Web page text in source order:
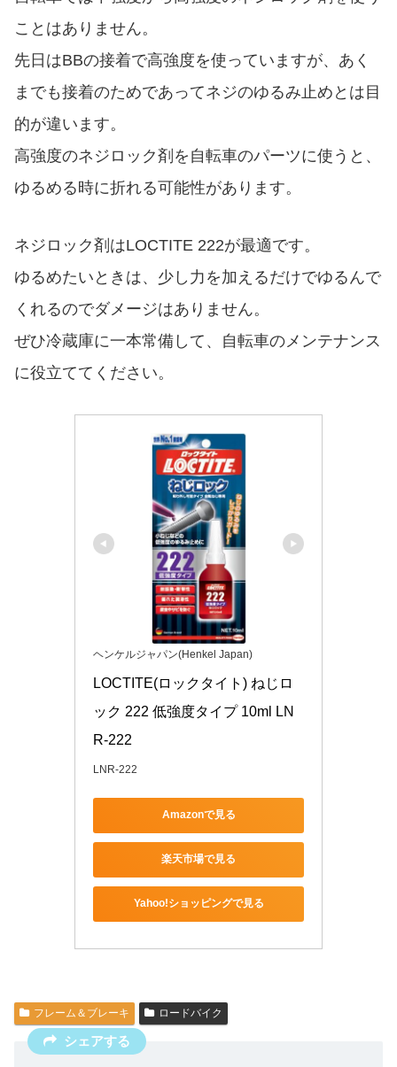
ことはありません。
先日はBBの接着で高強度を使っていますが、あく
までも接着のためであってネジのゆるみ止めとは目
的が違います。
高強度のネジロック剤を自転車のパーツに使うと、
ゆるめる時に折れる可能性があります。
ネジロック剤はLOCTITE 222が最適です。
ゆるめたいときは、少し力を加えるだけでゆるんで
くれるのでダメージはありません。
ぜひ冷蔵庫に一本常備して、自転車のメンテナンス
に役立ててください。
ヘンケルジャパン(Henkel Japan)
LOCTITE(ロックタイト) ねじロ
ック 222 低強度タイプ 10ml LN
R-222
LNR-222
Amazonで見る
楽天市場で見る
Yahoo!ショッピングで見る
フレーム＆ブレーキ ロードバイク
シェアする